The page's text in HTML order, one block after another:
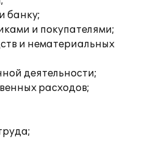
банку;
и покупателями;
и нематериальных
деятельности;
расходов;